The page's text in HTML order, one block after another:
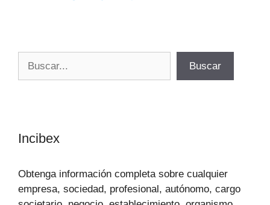
Buscar
Incibex
Obtenga información completa sobre cualquier
empresa, sociedad, profesional, autónomo, cargo